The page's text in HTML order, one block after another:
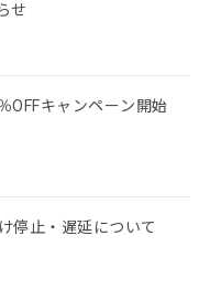
せ
OFFキャンペーン開始
停止・遅延について